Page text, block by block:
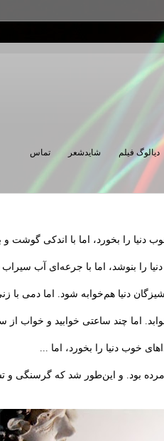
دیالوگ فیلم شایدشعر تماس
دنیا را بخورد، اما با اندکی گوشت
را بنوشد، اما با جرعه‌ای آب سیراب
دنیا هم‌خوابه شود. اما دمی با
اما چند ساعتی خوابید و خواب از
خوب دنیا را بخورد، اما ...
بود. و این‌طور شد که گرسنگی